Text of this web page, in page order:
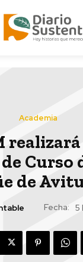
Academia
Curso
de
Fecha: 5